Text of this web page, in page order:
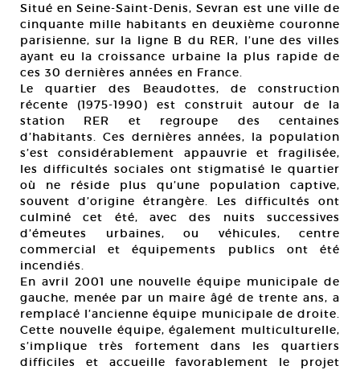
Situé en Seine-Saint-Denis, Sevran est une ville de
cinquante mille habitants en deuxième couronne
parisienne, sur la ligne B du RER, l’une des villes
ayant eu la croissance urbaine la plus rapide de
ces 30 dernières années en France.
Le quartier des Beaudottes, de construction
récente (1975-1990) est construit autour de la
station RER et regroupe des centaines
d’habitants. Ces dernières années, la population
s’est considérablement appauvrie et fragilisée,
les difficultés sociales ont stigmatisé le quartier
où ne réside plus qu’une population captive,
souvent d’origine étrangère. Les difficultés ont
culminé cet été, avec des nuits successives
d’émeutes urbaines, ou véhicules, centre
commercial et équipements publics ont été
incendiés.
En avril 2001 une nouvelle équipe municipale de
gauche, menée par un maire âgé de trente ans, a
remplacé l’ancienne équipe municipale de droite.
Cette nouvelle équipe, également multiculturelle,
s’implique très fortement dans les quartiers
difficiles et accueille favorablement le projet